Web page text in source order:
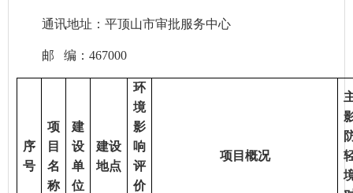
通讯地址：平顶山市审批服务中心
邮 编：467000
序
号
项
目
名
称
建
设
单
位
建设
地点
环
境
影
响
评
价
项目概况